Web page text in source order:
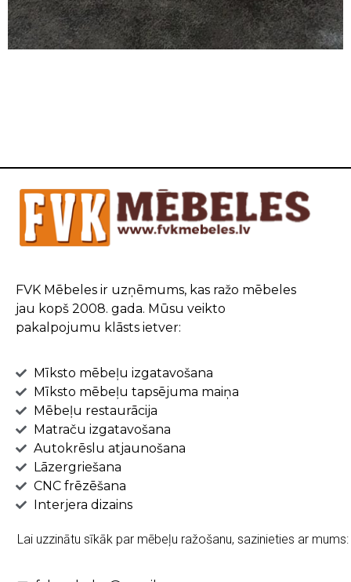
FVK Mēbeles ir uzņēmums, kas ražo mēbeles
jau kopš 2008. gada. Mūsu veikto
pakalpojumu klāsts ietver:
Mīksto mēbeļu izgatavošana
Mīksto mēbeļu tapsējuma maiņa
Mēbeļu restaurācija
Matraču izgatavošana
Autokrēslu atjaunošana
Lāzergriešana
CNC frēzēšana
Interjera dizains
Lai uzzinātu sīkāk par mēbeļu ražošanu, sazinieties ar mums: